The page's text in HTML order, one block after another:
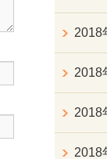
2018
2018
2018
2018